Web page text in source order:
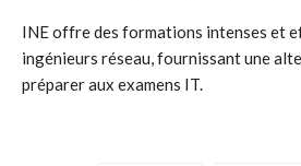
INE offre des formations intenses et
ingénieurs réseau, fournissant une
préparer aux examens IT.